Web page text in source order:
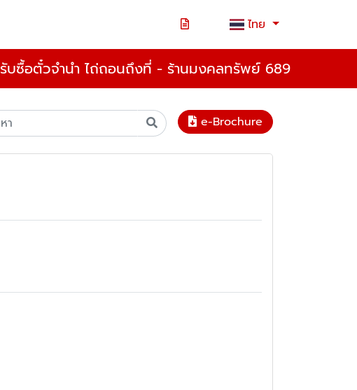
ไทย
รับซื้อตั๋วจำนำ ไถ่ถอนถึงที่ - ร้านมงคลทรัพย์ 689
e-Brochure